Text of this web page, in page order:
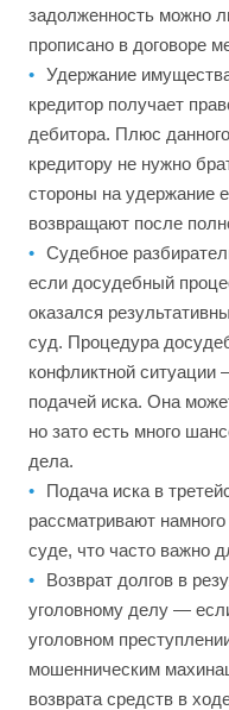
задолженность можно
прописано в договоре
Удержание
кредитор получает
дебитора. Плюс
кредитору не нужно
стороны на удержание
возвращают после
Судебное
если досудебный
оказался
суд. Процедура
конфликтной ситуации
подачей иска. Она
но зато есть много
дела.
Подача иска в
рассматривают
суде, что часто важно
Возврат долгов в
уголовному делу —
уголовном
мошенническим
возврата средств в